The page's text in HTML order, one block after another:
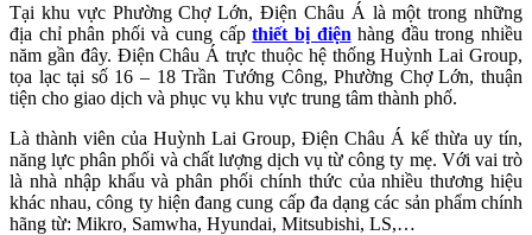
Tại khu vực Phường Chợ Lớn, Điện Châu Á là một trong những
địa chỉ phân phối và cung cấpthiết bị điện hàng đầu trong nhiều
năm gần đây. Điện Châu Á trực thuộc hệ thống Huỳnh Lai Group,
tọa lạc tại số 16 – 18 Trần Tướng Công, Phường Chợ Lớn, thuận
tiện cho giao dịch và phục vụ khu vực trung tâm thành phố.
Là thành viên của Huỳnh Lai Group, Điện Châu Á kế thừa uy tín,
năng lực phân phối và chất lượng dịch vụ từ công ty mẹ. Với vai trò
là nhà nhập khẩu và phân phối chính thức của nhiều thương hiệu
khác nhau, công ty hiện đang cung cấpđa dạng các sản phẩm chính
hãng từ: Mikro, Samwha, Hyundai, Mitsubishi, LS,…